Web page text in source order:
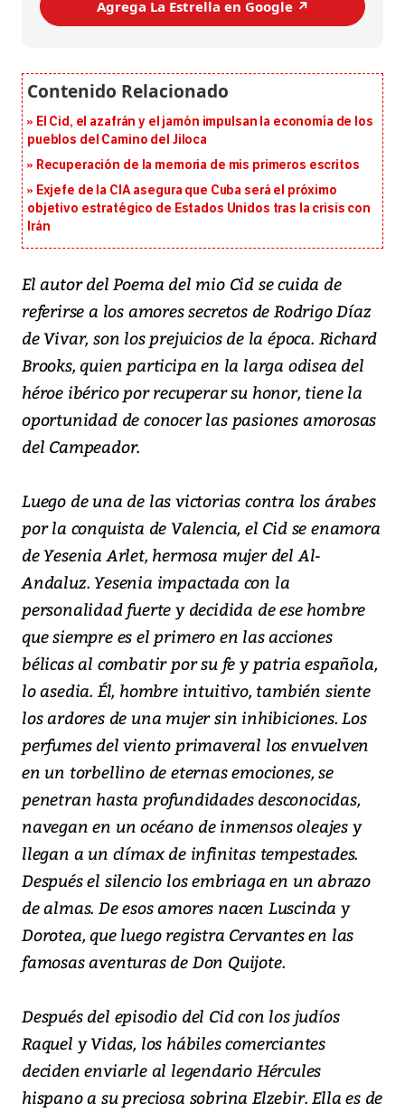
Agrega La Estrella en Google ↗️
El Cid, el azafrán y el jamón impulsan la economía de los
pueblos del Camino del Jiloca
Recuperación de la memoria de mis primeros escritos
Exjefe de la CIA asegura que Cuba será el próximo
objetivo estratégico de Estados Unidos tras la crisis con
Irán
El autor del Poema del mio Cid se cuida de
referirse a los amores secretos de Rodrigo Díaz
de Vivar, son los prejuicios de la época. Richard
Brooks, quien participa en la larga odisea del
héroe ibérico por recuperar su honor, tiene la
oportunidad de conocer las pasiones amorosas
del Campeador.
Luego de una de las victorias contra los árabes
por la conquista de Valencia, el Cid se enamora
de Yesenia Arlet, hermosa mujer del Al-
Andaluz. Yesenia impactada con la
personalidad fuerte y decidida de ese hombre
que siempre es el primero en las acciones
bélicas al combatir por su fe y patria española,
lo asedia. Él, hombre intuitivo, también siente
los ardores de una mujer sin inhibiciones. Los
perfumes del viento primaveral los envuelven
en un torbellino de eternas emociones, se
penetran hasta profundidades desconocidas,
navegan en un océano de inmensos oleajes y
llegan a un clímax de infinitas tempestades.
Después el silencio los embriaga en un abrazo
de almas. De esos amores nacen Luscinda y
Dorotea, que luego registra Cervantes en las
famosas aventuras de Don Quijote.
Después del episodio del Cid con los judíos
Raquel y Vidas, los hábiles comerciantes
deciden enviarle al legendario Hércules
hispano a su preciosa sobrina Elzebir. Ella es de